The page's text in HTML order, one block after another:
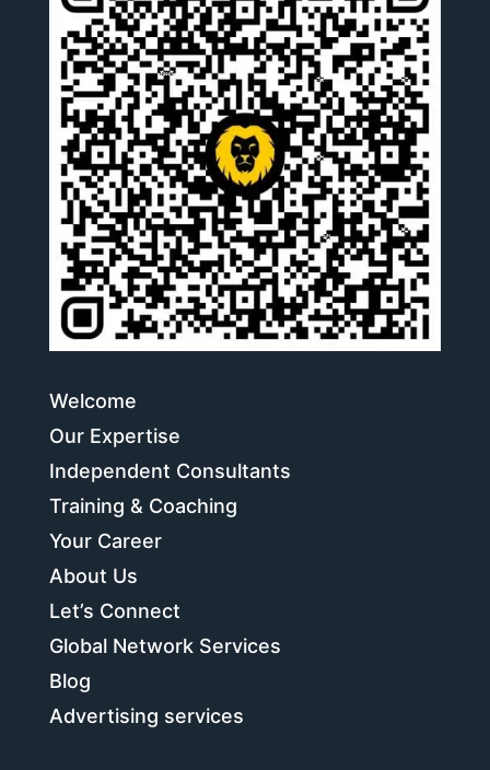
Welcome
Our Expertise
Independent Consultants
Training & Coaching
Your Career
About Us
Let’s Connect
Global Network Services
Blog
Advertising services